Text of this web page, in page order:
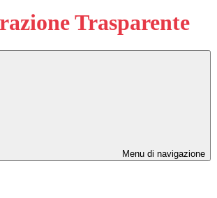
Trasparente
Menu di navigazione